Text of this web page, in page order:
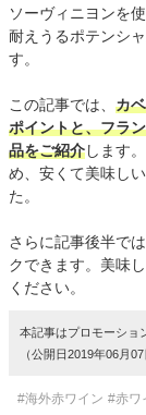
ソーヴィニヨンを
耐えうるポテンシ
す。
この記事では、 カ
ポイントと、フラ
品をご紹介します
め、安くて美味し
た。
さらに記事後半で
クできます。美味
ください。
本記事はプロモーショ
（公開日2019年06月07
#海外赤ワイン #赤ワ